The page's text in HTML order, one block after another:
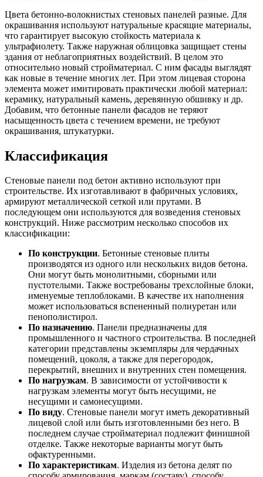
Цвета бетонно-волокнистых стеновых панелей разные. Для
окрашивания используют натуральные красящие материалы,
что гарантирует высокую стойкость материала к
ультрафиолету. Также наружная облицовка защищает стены
здания от неблагоприятных воздействий. В целом это
относительно новый стройматериал. С ним фасады выглядят
как новые в течение многих лет. При этом лицевая сторона
элемента может имитировать практически любой материал:
керамику, натуральный камень, деревянную обшивку и др.
Добавим, что бетонные панели фасадов не теряют
насыщенность цвета с течением времени, не требуют
окрашивания, штукатурки.
Классификация
Стеновые панели под бетон активно используют при
строительстве. Их изготавливают в фабричных условиях,
армируют металлической сеткой или прутами. В
последующем они используются для возведения стеновых
конструкций. Ниже рассмотрим несколько способов их
классификации:
По конструкции. Бетонные стеновые плиты
производятся из одного или нескольких видов бетона.
Они могут быть монолитными, сборными или
пустотелыми. Также востребованы трехслойные блоки,
именуемые теплоблоками. В качестве их наполнения
может использоваться вспененный полиуретан или
пенополистирол.
По назначению. Панели предназначены для
промышленного и частного строительства. В последней
категории представлены экземпляры для чердачных
помещений, цоколя, а также для перегородок,
перекрытий, внешних и внутренних стен помещения.
По нагрузкам. В зависимости от устойчивости к
нагрузкам элементы могут быть несущими, не
несущими и самонесущими.
По виду. Стеновые панели могут иметь декоративный
лицевой слой или быть изготовленными без него. В
последнем случае стройматериал подлежит финишной
отделке. Также некоторые варианты могут быть
офактуренными.
По характеристикам. Изделия из бетона делят по